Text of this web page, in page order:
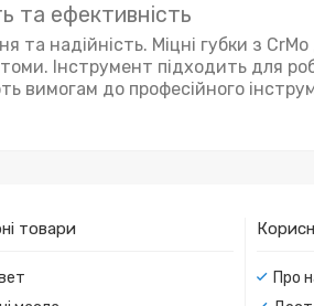
та ефективність
та надійність. Міцні губки з
Інструмент підходить для
вимогам до професійного
товари
Про